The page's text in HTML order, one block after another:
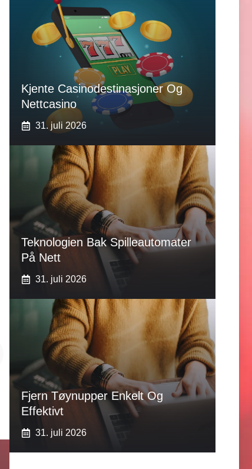
Kjente Casinodestinasjoner Og
Nettcasino
31. juli 2026
Teknologien Bak Spilleautomater
På Nett
31. juli 2026
Fjern Tøynupper Enkelt Og
Effektivt
31. juli 2026